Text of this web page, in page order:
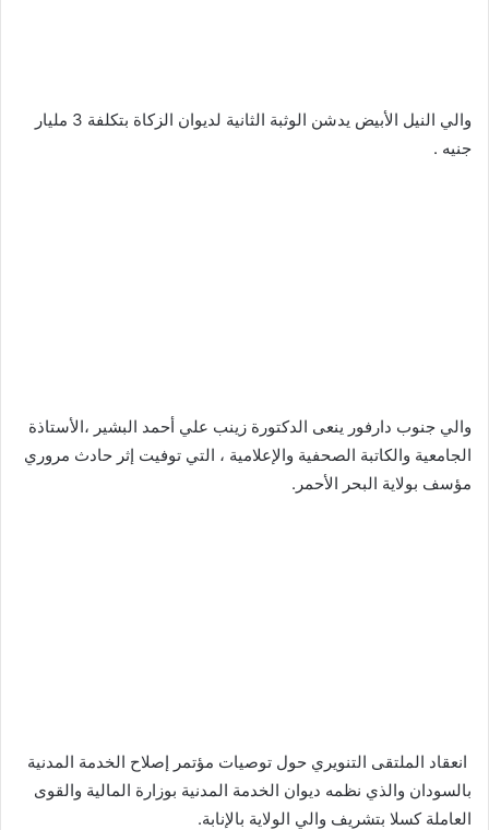
‬‏والي النيل الأبيض يدشن الوثبة الثانية لديوان الزكاة بتكلفة 3 مليار
جنيه .
‬‏والي جنوب دارفور ينعى الدكتورة زينب علي أحمد البشير ،الأستاذة
الجامعية والكاتبة الصحفية والإعلامية ، التي توفيت إثر حادث مروري
مؤسف بولاية البحر الأحمر.
‬‏ انعقاد الملتقى التنويري حول توصيات مؤتمر إصلاح الخدمة المدنية
بالسودان والذي نظمه ديوان الخدمة المدنية بوزارة المالية والقوى
العاملة كسلا بتشريف والي الولاية بالإنابة.